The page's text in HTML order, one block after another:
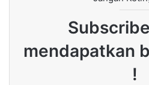
mendapatkan
!